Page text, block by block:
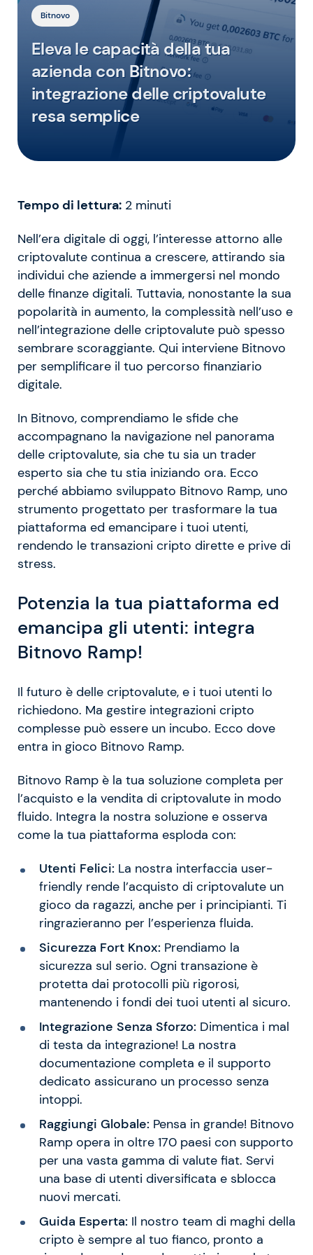
Bitnovo
Eleva le capacità della tua
azienda con Bitnovo:
integrazione delle criptovalute
resa semplice
Tempo di lettura: 2 minuti
Nell’era digitale di oggi, l’interesse attorno alle
criptovalute continua a crescere, attirando sia
individui che aziende a immergersi nel mondo
delle finanze digitali. Tuttavia, nonostante la sua
popolarità in aumento, la complessità nell’uso e
nell’integrazione delle criptovalute può spesso
sembrare scoraggiante. Qui interviene Bitnovo
per semplificare il tuo percorso finanziario
digitale.
In Bitnovo, comprendiamo le sfide che
accompagnano la navigazione nel panorama
delle criptovalute, sia che tu sia un trader
esperto sia che tu stia iniziando ora. Ecco
perché abbiamo sviluppato Bitnovo Ramp, uno
strumento progettato per trasformare la tua
piattaforma ed emancipare i tuoi utenti,
rendendo le transazioni cripto dirette e prive di
stress.
Potenzia la tua piattaforma ed
emancipa gli utenti: integra
Bitnovo Ramp!
Il futuro è delle criptovalute, e i tuoi utenti lo
richiedono. Ma gestire integrazioni cripto
complesse può essere un incubo. Ecco dove
entra in gioco Bitnovo Ramp.
Bitnovo Ramp è la tua soluzione completa per
l’acquisto e la vendita di criptovalute in modo
fluido. Integra la nostra soluzione e osserva
come la tua piattaforma esploda con:
Utenti Felici: La nostra interfaccia user-
friendly rende l’acquisto di criptovalute un
gioco da ragazzi, anche per i principianti. Ti
ringrazieranno per l’esperienza fluida.
Sicurezza Fort Knox: Prendiamo la
sicurezza sul serio. Ogni transazione è
protetta dai protocolli più rigorosi,
mantenendo i fondi dei tuoi utenti al sicuro.
Integrazione Senza Sforzo: Dimentica i mal
di testa da integrazione! La nostra
documentazione completa e il supporto
dedicato assicurano un processo senza
intoppi.
Raggiungi Globale: Pensa in grande! Bitnovo
Ramp opera in oltre 170 paesi con supporto
per una vasta gamma di valute fiat. Servi
una base di utenti diversificata e sblocca
nuovi mercati.
Guida Esperta: Il nostro team di maghi della
cripto è sempre al tuo fianco, pronto a